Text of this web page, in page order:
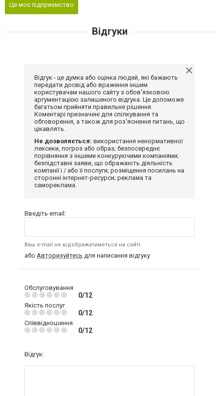
Це моє підприємство
Відгуки
Відгук - це думка або оцінка людей, які бажають
передати досвід або враження іншим
користувачам нашого сайту з обов'язковою
аргументацією залишеного відгука. Це допоможе
багатьом прийняти правильне рішення.
Коментарі призначені для спілкування та
обговорення, а також для роз'яснення питань, що
цікавлять.
Не дозволяється: використання ненормативної
лексики, погроз або образ; безпосереднє
порівняння з іншими конкуруючими компаніями;
безпідставні заяви, що ображають діяльність
компанії і / або її послуги; розміщення посилань на
сторонні інтернет-ресурси; реклама та
самореклама.
Введіть email:
Ваш e-mail не відображатиметься на сайті
або Авторизуйтесь для написання відгуку
Обслуговування
0/12
Якість послуг
0/12
Співвідношення
0/12
Відгук: